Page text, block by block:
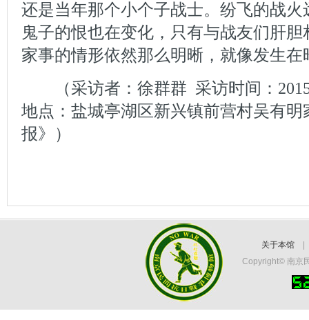
还是当年那个小个子战士。纷飞的战
鬼子的恨也在变化，只有与战友们肝
家事的情形依然那么明晰，就像发生
（采访者：徐群群 采访时间：
地点：盐城亭湖区新兴镇前营村吴有
报》）
关于本馆
Copyright© 南京